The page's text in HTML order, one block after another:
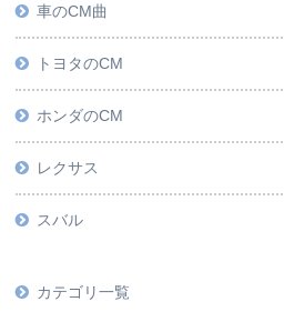
車のCM曲
トヨタのCM
ホンダのCM
レクサス
スバル
カテゴリ一覧